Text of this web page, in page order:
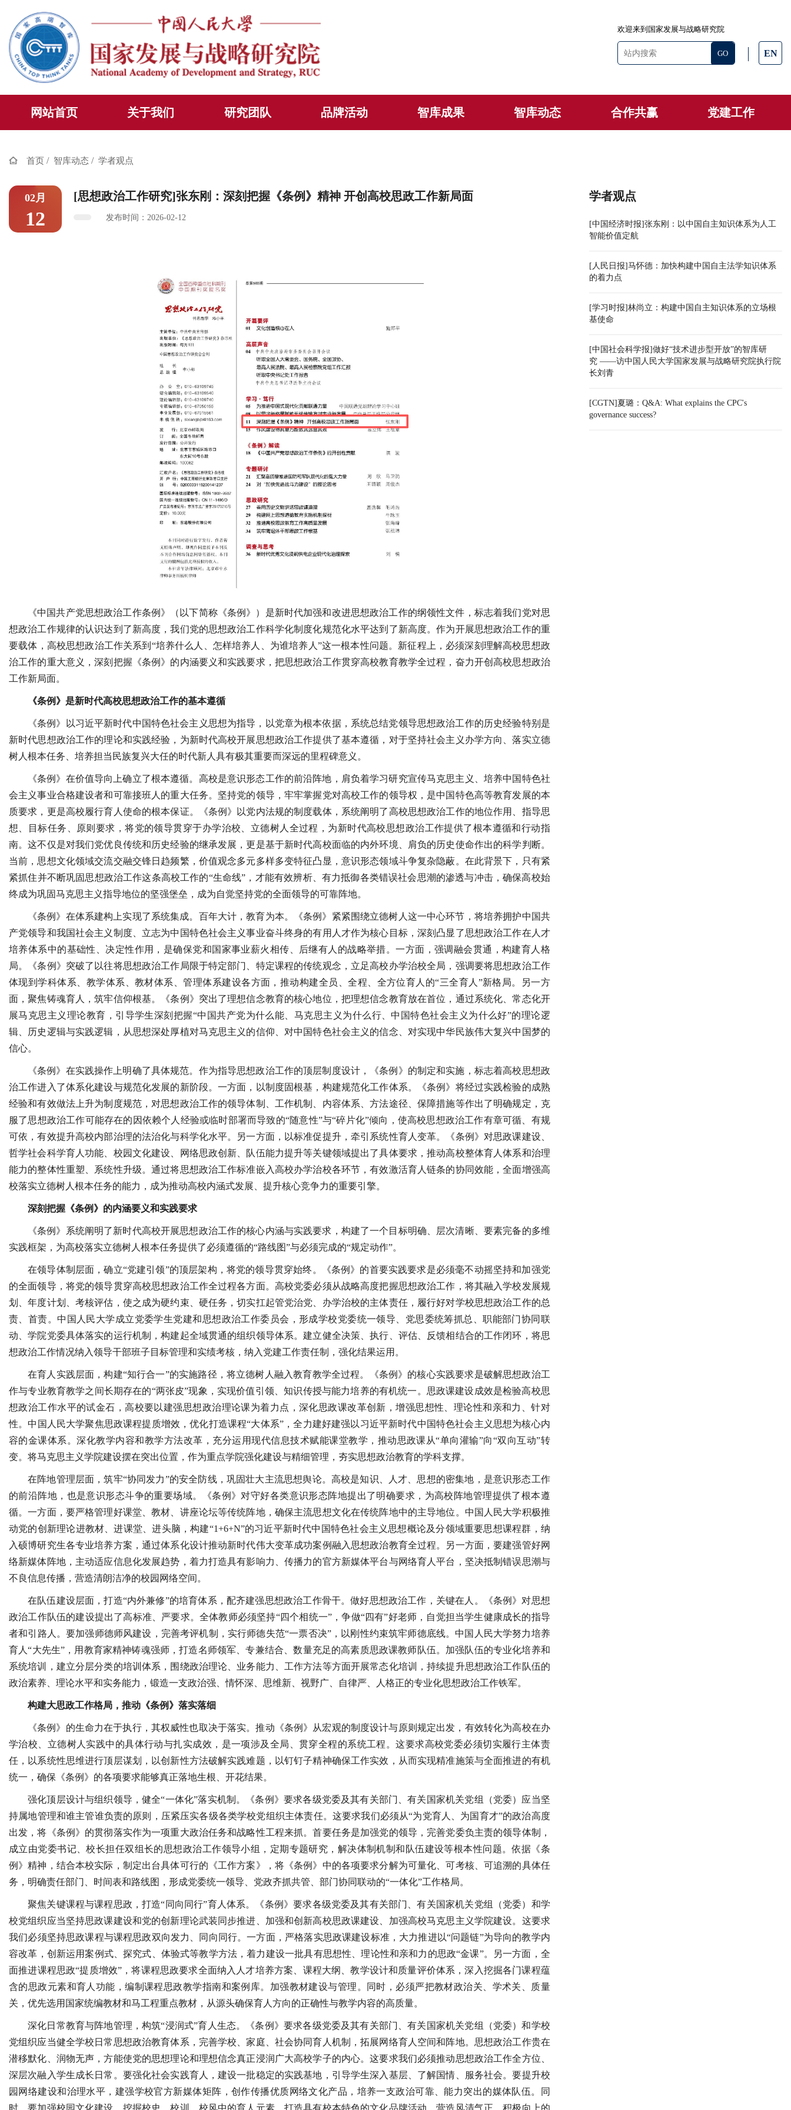
欢迎来到国家发展与战略研究院
EN
网站首页 关于我们 研究团队 品牌活动 智库成果 智库动态 合作共赢 党建工作
首页 / 智库动态 / 学者观点
02月
12
[思想政治工作研究]张东刚：深刻把握《条例》精神 开创高校思政工作新局面
发布时间：2026-02-12
《中国共产党思想政治工作条例》（以下简称《条例》）是新时代加强和改进思想政治工作的纲领性文件，标志着我们党对思
想政治工作规律的认识达到了新高度，我们党的思想政治工作科学化制度化规范化水平达到了新高度。作为开展思想政治工作的重
要载体，高校思想政治工作关系到“培养什么人、怎样培养人、为谁培养人”这一根本性问题。新征程上，必须深刻理解高校思想政
治工作的重大意义，深刻把握《条例》的内涵要义和实践要求，把思想政治工作贯穿高校教育教学全过程，奋力开创高校思想政治
工作新局面。
《条例》是新时代高校思想政治工作的基本遵循
《条例》以习近平新时代中国特色社会主义思想为指导，以党章为根本依据，系统总结党领导思想政治工作的历史经验特别是
新时代思想政治工作的理论和实践经验，为新时代高校开展思想政治工作提供了基本遵循，对于坚持社会主义办学方向、落实立德
树人根本任务、培养担当民族复兴大任的时代新人具有极其重要而深远的里程碑意义。
《条例》在价值导向上确立了根本遵循。高校是意识形态工作的前沿阵地，肩负着学习研究宣传马克思主义、培养中国特色社
会主义事业合格建设者和可靠接班人的重大任务。坚持党的领导，牢牢掌握党对高校工作的领导权，是中国特色高等教育发展的本
质要求，更是高校履行育人使命的根本保证。《条例》以党内法规的制度载体，系统阐明了高校思想政治工作的地位作用、指导思
想、目标任务、原则要求，将党的领导贯穿于办学治校、立德树人全过程，为新时代高校思想政治工作提供了根本遵循和行动指
南。这不仅是对我们党优良传统和历史经验的继承发展，更是基于新时代高校面临的内外环境、肩负的历史使命作出的科学判断。
当前，思想文化领域交流交融交锋日趋频繁，价值观念多元多样多变特征凸显，意识形态领域斗争复杂隐蔽。在此背景下，只有紧
紧抓住并不断巩固思想政治工作这条高校工作的“生命线”，才能有效辨析、有力抵御各类错误社会思潮的渗透与冲击，确保高校始
终成为巩固马克思主义指导地位的坚强堡垒，成为自觉坚持党的全面领导的可靠阵地。
《条例》在体系建构上实现了系统集成。百年大计，教育为本。《条例》紧紧围绕立德树人这一中心环节，将培养拥护中国共
产党领导和我国社会主义制度、立志为中国特色社会主义事业奋斗终身的有用人才作为核心目标，深刻凸显了思想政治工作在人才
培养体系中的基础性、决定性作用，是确保党和国家事业薪火相传、后继有人的战略举措。一方面，强调融会贯通，构建育人格
局。《条例》突破了以往将思想政治工作局限于特定部门、特定课程的传统观念，立足高校办学治校全局，强调要将思想政治工作
体现到学科体系、教学体系、教材体系、管理体系建设各方面，推动构建全员、全程、全方位育人的“三全育人”新格局。另一方
面，聚焦铸魂育人，筑牢信仰根基。《条例》突出了理想信念教育的核心地位，把理想信念教育放在首位，通过系统化、常态化开
展马克思主义理论教育，引导学生深刻把握“中国共产党为什么能、马克思主义为什么行、中国特色社会主义为什么好”的理论逻
辑、历史逻辑与实践逻辑，从思想深处厚植对马克思主义的信仰、对中国特色社会主义的信念、对实现中华民族伟大复兴中国梦的
信心。
《条例》在实践操作上明确了具体规范。作为指导思想政治工作的顶层制度设计，《条例》的制定和实施，标志着高校思想政
治工作进入了体系化建设与规范化发展的新阶段。一方面，以制度固根基，构建规范化工作体系。《条例》将经过实践检验的成熟
经验和有效做法上升为制度规范，对思想政治工作的领导体制、工作机制、内容体系、方法途径、保障措施等作出了明确规定，克
服了思想政治工作可能存在的因依赖个人经验或临时部署而导致的“随意性”与“碎片化”倾向，使高校思想政治工作有章可循、有规
可依，有效提升高校内部治理的法治化与科学化水平。另一方面，以标准促提升，牵引系统性育人变革。《条例》对思政课建设、
哲学社会科学育人功能、校园文化建设、网络思政创新、队伍能力提升等关键领域提出了具体要求，推动高校整体育人体系和治理
能力的整体性重塑、系统性升级。通过将思想政治工作标准嵌入高校办学治校各环节，有效激活育人链条的协同效能，全面增强高
校落实立德树人根本任务的能力，成为推动高校内涵式发展、提升核心竞争力的重要引擎。
深刻把握《条例》的内涵要义和实践要求
《条例》系统阐明了新时代高校开展思想政治工作的核心内涵与实践要求，构建了一个目标明确、层次清晰、要素完备的多维
实践框架，为高校落实立德树人根本任务提供了必须遵循的“路线图”与必须完成的“规定动作”。
在领导体制层面，确立“党建引领”的顶层架构，将党的领导贯穿始终。《条例》的首要实践要求是必须毫不动摇坚持和加强党
的全面领导，将党的领导贯穿高校思想政治工作全过程各方面。高校党委必须从战略高度把握思想政治工作，将其融入学校发展规
划、年度计划、考核评估，使之成为硬约束、硬任务，切实扛起管党治党、办学治校的主体责任，履行好对学校思想政治工作的总
责、首责。中国人民大学成立党委学生党建和思想政治工作委员会，形成学校党委统一领导、党思委统筹抓总、职能部门协同联
动、学院党委具体落实的运行机制，构建起全域贯通的组织领导体系。建立健全决策、执行、评估、反馈相结合的工作闭环，将思
想政治工作情况纳入领导干部班子目标管理和实绩考核，纳入党建工作责任制，强化结果运用。
在育人实践层面，构建“知行合一”的实施路径，将立德树人融入教育教学全过程。《条例》的核心实践要求是破解思想政治工
作与专业教育教学之间长期存在的“两张皮”现象，实现价值引领、知识传授与能力培养的有机统一。思政课建设成效是检验高校思
想政治工作水平的试金石，高校要以建强思想政治理论课为着力点，深化思政课改革创新，增强思想性、理论性和亲和力、针对
性。中国人民大学聚焦思政课程提质增效，优化打造课程“大体系”，全力建好建强以习近平新时代中国特色社会主义思想为核心内
容的金课体系。深化教学内容和教学方法改革，充分运用现代信息技术赋能课堂教学，推动思政课从“单向灌输”向“双向互动”转
变。将马克思主义学院建设摆在突出位置，作为重点学院强化建设与精细管理，夯实思想政治教育的学科支撑。
在阵地管理层面，筑牢“协同发力”的安全防线，巩固壮大主流思想舆论。高校是知识、人才、思想的密集地，是意识形态工作
的前沿阵地，也是意识形态斗争的重要场域。《条例》对守好各类意识形态阵地提出了明确要求，为高校阵地管理提供了根本遵
循。一方面，要严格管理好课堂、教材、讲座论坛等传统阵地，确保主流思想文化在传统阵地中的主导地位。中国人民大学积极推
动党的创新理论进教材、进课堂、进头脑，构建“1+6+N”的习近平新时代中国特色社会主义思想概论及分领域重要思想课程群，纳
入硕博研究生各专业培养方案，通过体系化设计推动新时代伟大变革成功案例融入思想政治教育全过程。另一方面，要建强管好网
络新媒体阵地，主动适应信息化发展趋势，着力打造具有影响力、传播力的官方新媒体平台与网络育人平台，坚决抵制错误思潮与
不良信息传播，营造清朗洁净的校园网络空间。
在队伍建设层面，打造“内外兼修”的培育体系，配齐建强思想政治工作骨干。做好思想政治工作，关键在人。《条例》对思想
政治工作队伍的建设提出了高标准、严要求。全体教师必须坚持“四个相统一”，争做“四有”好老师，自觉担当学生健康成长的指导
者和引路人。要加强师德师风建设，完善考评机制，实行师德失范“一票否决”，以刚性约束筑牢师德底线。中国人民大学努力培养
育人“大先生”，用教育家精神铸魂强师，打造名师领军、专兼结合、数量充足的高素质思政课教师队伍。加强队伍的专业化培养和
系统培训，建立分层分类的培训体系，围绕政治理论、业务能力、工作方法等方面开展常态化培训，持续提升思想政治工作队伍的
政治素养、理论水平和实务能力，锻造一支政治强、情怀深、思维新、视野广、自律严、人格正的专业化思想政治工作铁军。
构建大思政工作格局，推动《条例》落实落细
《条例》的生命力在于执行，其权威性也取决于落实。推动《条例》从宏观的制度设计与原则规定出发，有效转化为高校在办
学治校、立德树人实践中的具体行动与扎实成效，是一项涉及全局、贯穿全程的系统工程。这要求高校党委必须切实履行主体责
任，以系统性思维进行顶层谋划，以创新性方法破解实践难题，以钉钉子精神确保工作实效，从而实现精准施策与全面推进的有机
统一，确保《条例》的各项要求能够真正落地生根、开花结果。
强化顶层设计与组织领导，健全“一体化”落实机制。《条例》要求各级党委及其有关部门、有关国家机关党组（党委）应当坚
持属地管理和谁主管谁负责的原则，压紧压实各级各类学校党组织主体责任。这要求我们必须从“为党育人、为国育才”的政治高度
出发，将《条例》的贯彻落实作为一项重大政治任务和战略性工程来抓。首要任务是加强党的领导，完善党委负主责的领导体制，
成立由党委书记、校长担任双组长的思想政治工作领导小组，定期专题研究，解决体制机制和队伍建设等根本性问题。依据《条
例》精神，结合本校实际，制定出台具体可行的《工作方案》，将《条例》中的各项要求分解为可量化、可考核、可追溯的具体任
务，明确责任部门、时间表和路线图，形成党委统一领导、党政齐抓共管、部门协同联动的“一体化”工作格局。
聚焦关键课程与课程思政，打造“同向同行”育人体系。《条例》要求各级党委及其有关部门、有关国家机关党组（党委）和学
校党组织应当坚持思政课建设和党的创新理论武装同步推进、加强和创新高校思政课建设、加强高校马克思主义学院建设。这要求
我们必须坚持思政课程与课程思政双向发力、同向同行。一方面，严格落实思政课建设标准，大力推进以“问题链”为导向的教学内
容改革，创新运用案例式、探究式、体验式等教学方法，着力建设一批具有思想性、理论性和亲和力的思政“金课”。另一方面，全
面推进课程思政“提质增效”，将课程思政要求全面纳入人才培养方案、课程大纲、教学设计和质量评价体系，深入挖掘各门课程蕴
含的思政元素和育人功能，编制课程思政教学指南和案例库。加强教材建设与管理。同时，必须严把教材政治关、学术关、质量
关，优先选用国家统编教材和马工程重点教材，从源头确保育人方向的正确性与教学内容的高质量。
深化日常教育与阵地管理，构筑“浸润式”育人生态。《条例》要求各级党委及其有关部门、有关国家机关党组（党委）和学校
党组织应当健全学校日常思想政治教育体系，完善学校、家庭、社会协同育人机制，拓展网络育人空间和阵地。思想政治工作贵在
潜移默化、润物无声，方能使党的思想理论和理想信念真正浸润广大高校学子的内心。这要求我们必须推动思想政治工作全方位、
深层次融入学生成长日常。要强化社会实践育人，建设一批稳定的实践基地，引导学生深入基层、了解国情、服务社会。要提升校
园网络建设和治理水平，建强学校官方新媒体矩阵，创作传播优质网络文化产品，培养一支政治可靠、能力突出的媒体队伍。同
时，要加强校园文化建设，挖掘校史、校训、校风中的育人元素，打造具有校本特色的文化品牌活动，营造风清气正、积极向上的
学者观点
[中国经济时报]张东刚：以中国自主知识体系为人工
智能价值定航
[人民日报]马怀德：加快构建中国自主法学知识体系
的着力点
[学习时报]林尚立：构建中国自主知识体系的立场根
基使命
[中国社会科学报]做好“技术进步型开放”的智库研
究 ——访中国人民大学国家发展与战略研究院执行院
长刘青
[CGTN]夏璐：Q&A: What explains the CPC's
governance success?